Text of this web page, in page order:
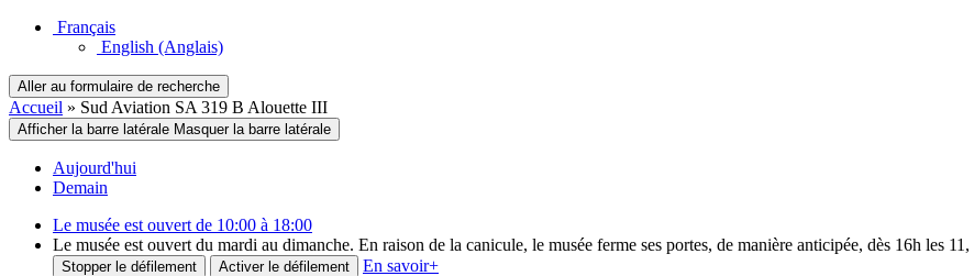
Français
English (Anglais)
Aller au formulaire de recherche
Accueil » Sud Aviation SA 319 B Alouette III
Afficher la barre latérale Masquer la barre latérale
Aujourd'hui
Demain
Le musée est ouvert de 10:00 à 18:00
Le musée est ouvert du mardi au dimanche. En raison de la canicule, le musée ferme ses portes, de manière anticipée, dès 16h les
Stopper le défilement Activer le défilement En savoir+